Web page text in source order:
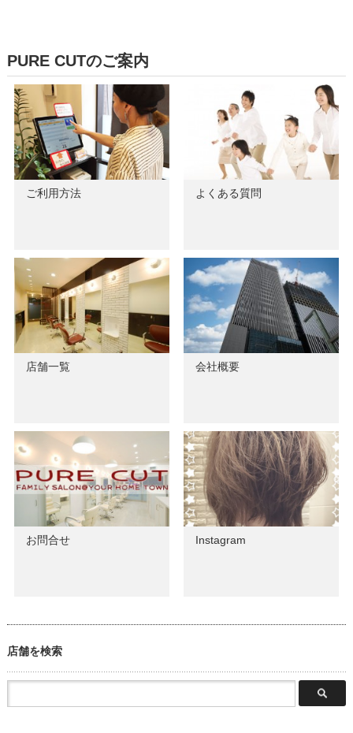
PURE CUTのご案内
ご利用方法 よくある質問
店舗一覧 会社概要
お問合せ Instagram
店舗を検索